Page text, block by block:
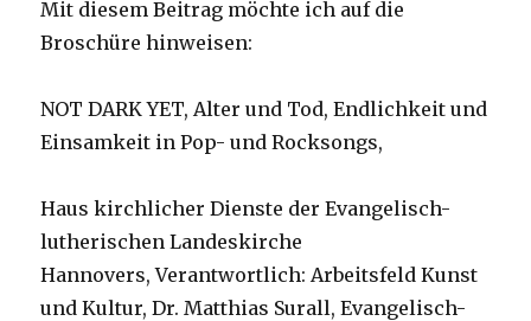
Mit diesem Beitrag möchte ich auf die
Broschüre hinweisen:
NOT DARK YET, Alter und Tod, Endlichkeit und
Einsamkeit in Pop- und Rocksongs,
Haus kirchlicher Dienste der Evangelisch-
lutherischen Landeskirche
Hannovers, Verantwortlich: Arbeitsfeld Kunst
und Kultur, Dr. Matthias Surall, Evangelisch-